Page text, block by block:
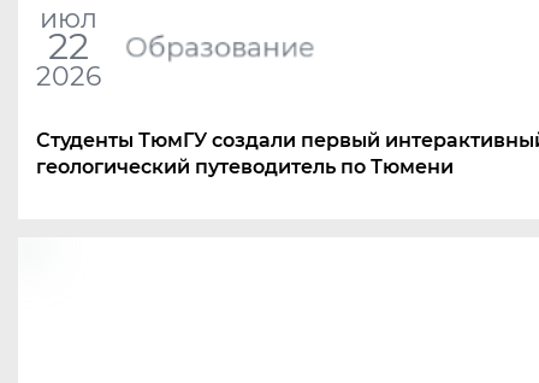
июл
22
2026
Образование
Студенты ТюмГУ создали первый
геологический путеводитель по Тюмени